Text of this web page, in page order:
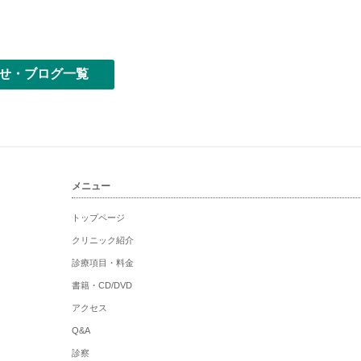
・ブログ一覧
メニュー
トップページ
クリニック紹介
診療項目・料金
書籍・CD/DVD
アクセス
Q&A
診察